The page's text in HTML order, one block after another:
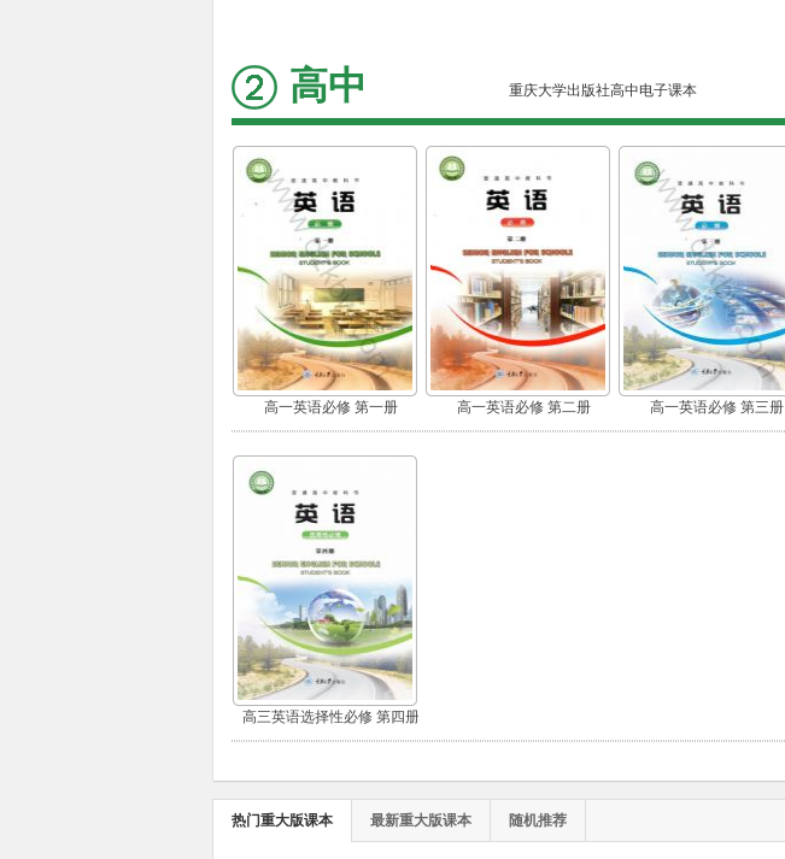
高中 重庆大学出版社高中电子课本
高一英语必修 第一册 高一英语必修 第二册 高一英语必修 第三册
高三英语选择性必修 第四册
热门重大版课本 最新重大版课本 随机推荐